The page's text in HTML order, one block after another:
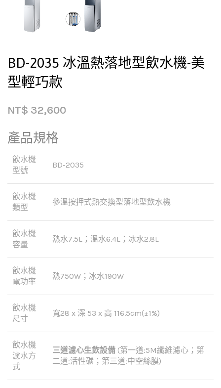
BD-2035 冰溫熱落地型飲水機-美
型輕巧款
NT$ 32,600
產品規格
飲水機
型號
BD-2035
飲水機
類型
參溫按押式熱交換型落地型飲水機
飲水機
容量
熱水7.5L；溫水6.4L；冰水2.8L
飲水機
電功率
熱750W；冰水190W
飲水機
尺寸
寬28 x 深 53 x 高 116.5cm(±1%)
飲水機
濾水方
式
三道濾心生飲設備 (第一道:5M纖維濾心；第
二道:活性碳；第三道:中空絲膜)